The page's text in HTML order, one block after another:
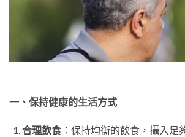
一、保持健康的生活方式
合理飲食：保持均衡的飲食，攝入足